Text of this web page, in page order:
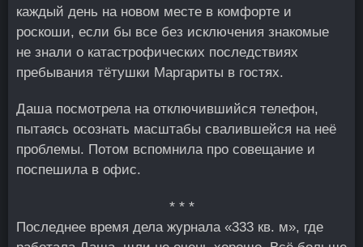
каждый день на новом месте в комфорте и
роскоши, если бы все без исключения знакомые
не знали о катастрофических последствиях
пребывания тётушки Маргариты в гостях.
Даша посмотрела на отключившийся телефон,
пытаясь осознать масштабы свалившейся на неё
проблемы. Потом вспомнила про совещание и
поспешила в офис.
* * *
Последнее время дела журнала «333 кв. м», где